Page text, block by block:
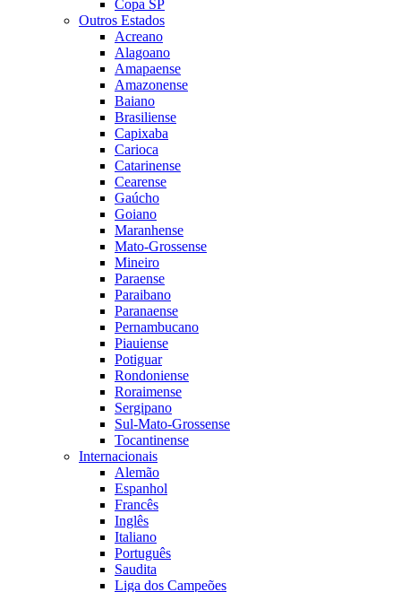
Copa SP
Outros Estados
Acreano
Alagoano
Amapaense
Amazonense
Baiano
Brasiliense
Capixaba
Carioca
Catarinense
Cearense
Gaúcho
Goiano
Maranhense
Mato-Grossense
Mineiro
Paraense
Paraibano
Paranaense
Pernambucano
Piauiense
Potiguar
Rondoniense
Roraimense
Sergipano
Sul-Mato-Grossense
Tocantinense
Internacionais
Alemão
Espanhol
Francês
Inglês
Italiano
Português
Saudita
Liga dos Campeões